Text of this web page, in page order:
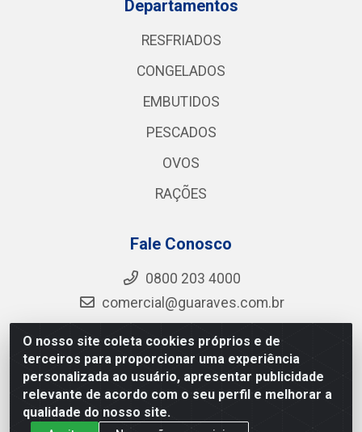
O nosso site coleta cookies próprios e de
terceiros para proporcionar uma experiência
personalizada ao usuário, apresentar publicidade
relevante de acordo com o seu perfil e melhorar a
qualidade do nosso site.
Departamentos
RESFRIADOS
CONGELADOS
EMBUTIDOS
PESCADOS
OVOS
RAÇÕES
Fale Conosco
0800 203 4000
comercial@guaraves.com.br
Guaraves - PB 075 KM 2, S/N - Zona Rural, Guarabira/PB
- CEP 58.200-000 - CNPJ 12.727.145/0001-78